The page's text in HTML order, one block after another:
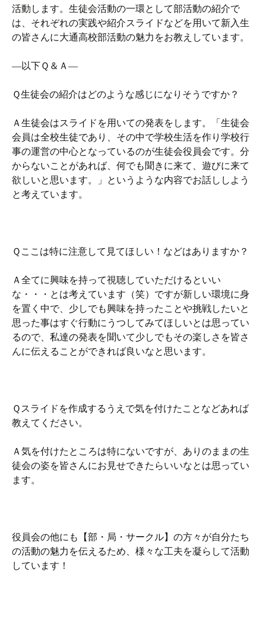
活動します。生徒会活動の一環として部活動の紹介で
は、それぞれの実践や紹介スライドなどを用いて新入生
の皆さんに大通高校部活動の魅力をお教えしています。
―以下Ｑ＆Ａ―
Ｑ生徒会の紹介はどのような感じになりそうですか？
Ａ生徒会はスライドを用いての発表をします。「生徒会
会員は全校生徒であり、その中で学校生活を作り学校行
事の運営の中心となっているのが生徒会役員会です。分
からないことがあれば、何でも聞きに来て、遊びに来て
欲しいと思います。」というような内容でお話ししよう
と考えています。
Ｑここは特に注意して見てほしい！などはありますか？
Ａ全てに興味を持って視聴していただけるといい
な・・・とは考えています（笑）ですが新しい環境に身
を置く中で、少しでも興味を持ったことや挑戦したいと
思った事はすぐ行動にうつしてみてほしいとは思ってい
るので、私達の発表を聞いて少しでもその楽しさを皆さ
んに伝えることができれば良いなと思います。
Ｑスライドを作成するうえで気を付けたことなどあれば
教えてください。
Ａ気を付けたところは特にないですが、ありのままの生
徒会の姿を皆さんにお見せできたらいいなとは思ってい
ます。
役員会の他にも【部・局・サークル】の方々が自分たち
の活動の魅力を伝えるため、様々な工夫を凝らして活動
しています！